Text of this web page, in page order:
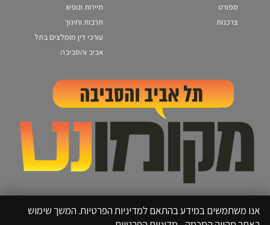
ספורט
צרכנות
תיירות ונופש
תרבות וחינוך
עורכי דין מומלצים בתל
אביב והסביבה
אנו משתמשים במידע בהתאם למדיניות הפרטיות. המשך שימוש